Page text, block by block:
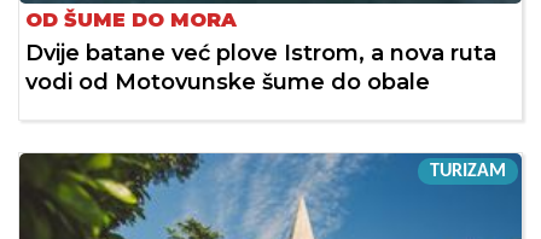
OD ŠUME DO MORA
Dvije batane već plove Istrom, a nova ruta
vodi od Motovunske šume do obale
TURIZAM